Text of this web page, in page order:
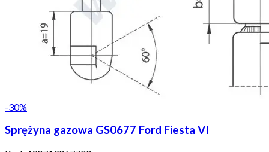
-30%
Sprężyna gazowa GS0677 Ford Fiesta VI